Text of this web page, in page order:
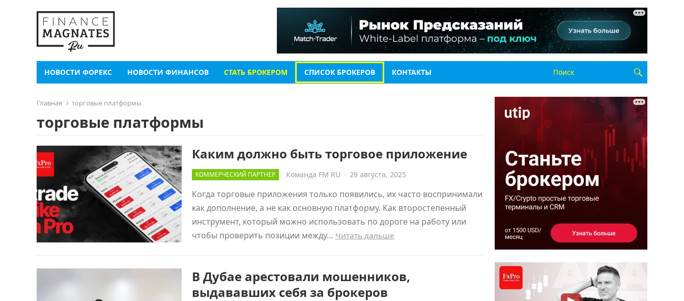
НОВОСТИ ФОРЕКС НОВОСТИ ФИНАНСОВ СТАТЬ БРОКЕРОМ СПИСОК БРОКЕРОВ КОНТАКТЫ
Главная торговые платформы
торговые платформы
Каким должно быть торговое приложение
КОММЕРЧЕСКИЙ ПАРТНЕР Команда FM RU · 29 августа, 2025
Когда торговые приложения только появились, их часто воспринимали
как дополнение, а не как основную платформу. Как второстепенный
инструмент, который можно использовать по дороге на работу или
чтобы проверить позиции между… Читать дальше
В Дубае арестовали мошенников,
выдававших себя за брокеров